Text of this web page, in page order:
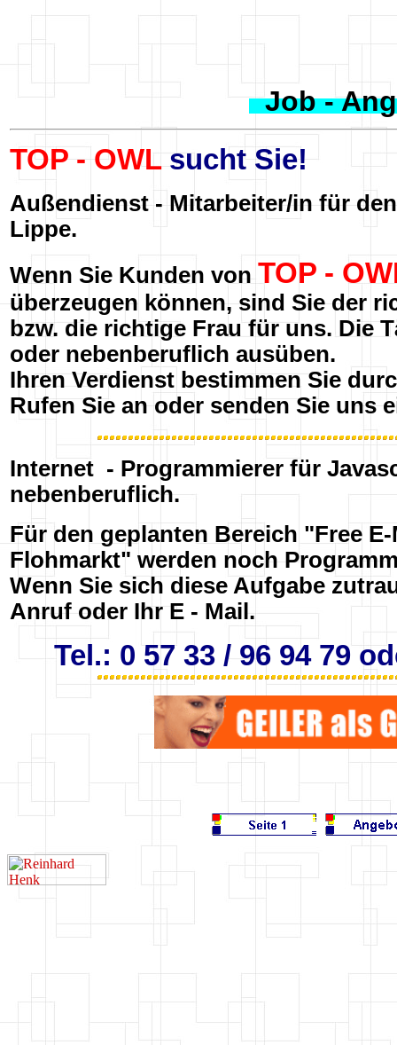
Job -
TOP - OWLsucht Sie!
Außendienst - Mitarbeiter/in für
Lippe.
Wenn Sie Kunden von TOP -
überzeugen können, sind Sie der
bzw. die richtige Frau für uns. Die
oder nebenberuflich ausüben.
Ihren Verdienst bestimmen Sie
Rufen Sie an oder senden Sie uns
Internet - Programmierer für
nebenberuflich.
Für den geplanten Bereich "Free
Flohmarkt" werden noch
Wenn Sie sich diese Aufgabe
Anruf oder Ihr E - Mail.
Tel.: 0 57 33 / 96 94 79